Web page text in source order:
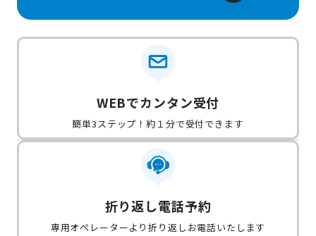
WEBでカンタン受付
簡単3ステップ！約１分で受付できます
折り返し電話予約
専用オペレーターより折り返しお電話いたします